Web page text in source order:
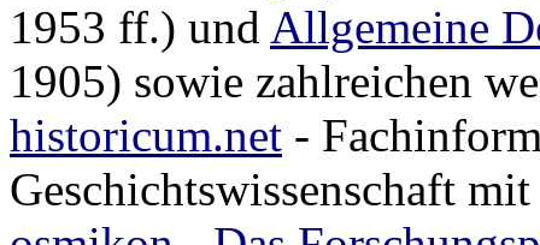
1953 ff.) und Allgemeine
1905) sowie zahlreichen
historicum.net -
Geschichtswissenschaft